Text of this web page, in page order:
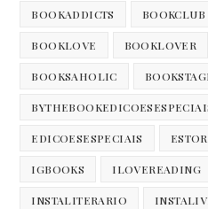
BOOKADDICTS BOOKCLUB
BOOKLOVE BOOKLOVER
BOOKSAHOLIC
EDICOESESPECIAIS
IGBOOKS ILOVEREADING
INSTALITERARIO